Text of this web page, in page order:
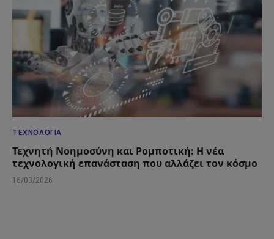
ΤΕΧΝΟΛΟΓΊΑ
Τεχνητή Νοημοσύνη και Ρομποτική: Η νέα
τεχνολογική επανάσταση που αλλάζει τον κόσμο
16/03/2026